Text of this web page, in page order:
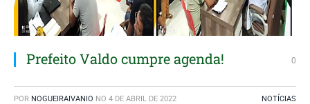
Prefeito Valdo cumpre agenda! 0
POR NOGUEIRAIVANIO NO 4 DE ABRIL DE 2022 NOTÍCIAS